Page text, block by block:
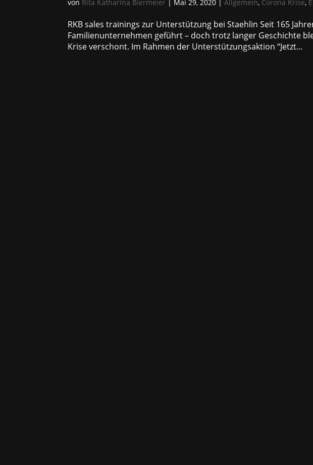
von Rita Katharina Biermeier | Mai 29, 2020 |Allgemein, Corona Krise,
RKB sales trainings zur Unterstützung bei Staehlin Seit 165
Familienunternehmen geführt – doch trotz langer Geschichte
Krise verschont. Im Rahmen der Unterstützungsaktion “Jetzt...